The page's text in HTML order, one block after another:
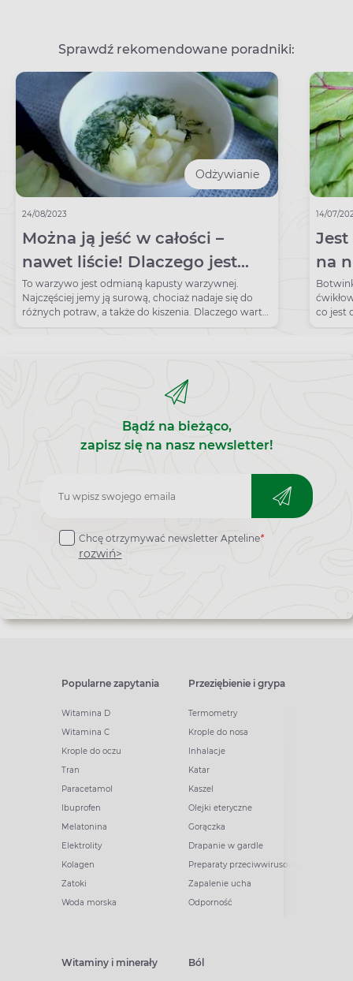
Sprawdź rekomendowane poradniki:
Odżywianie
24/08/2023
Można ją jeść w całości –
nawet liście! Dlaczego jest
taka zdrowa?
To warzywo jest odmianą kapusty warzywnej.
Najczęściej jemy ją surową, chociaż nadaje się do
różnych potraw, a także do kiszenia. Dlaczego warto
ją jeść?
14/07/
Jest
na
ją
co jest
Bądź na bieżąco,
zapisz się na nasz newsletter!
Zapisz
do
newslettera
Chcę otrzymywać newsletter Apteline*
rozwiń>
Popularne zapytania
Witamina D
Witamina C
Krople do oczu
Tran
Paracetamol
Ibuprofen
Melatonina
Elektrolity
Kolagen
Zatoki
Woda morska
Przeziębienie i grypa
Termometry
Krople do nosa
Inhalacje
Katar
Kaszel
Olejki eteryczne
Gorączka
Drapanie w gardle
Preparaty przeciwwirusowe
Zapalenie ucha
Odporność
Witaminy i minerały Ból